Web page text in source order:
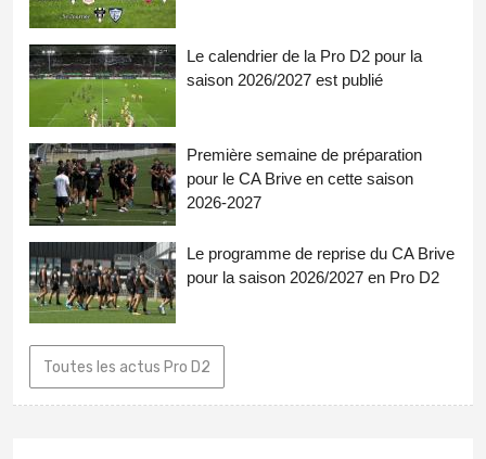
Le calendrier de la Pro D2 pour la
saison 2026/2027 est publié
Première semaine de préparation
pour le CA Brive en cette saison
2026-2027
Le programme de reprise du CA Brive
pour la saison 2026/2027 en Pro D2
Toutes les actus Pro D2